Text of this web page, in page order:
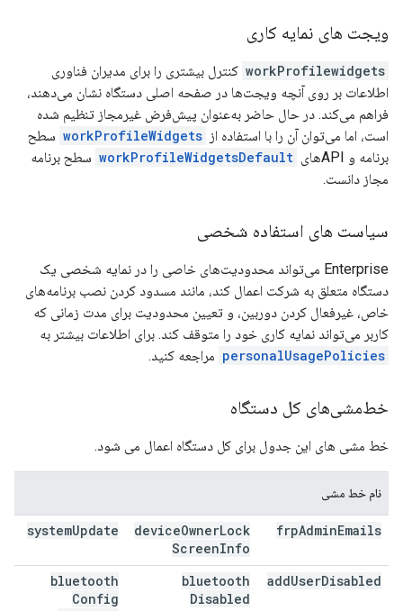
ویجت های نمایه کاری
workProfilewidgets کنترل بیشتری را برای مدیران فناوری
اطلاعات بر روی آنچه ویجت‌ها در صفحه اصلی دستگاه نشان می‌دهند،
فراهم می‌کند. در حال حاضر به‌عنوان پیش‌فرض غیرمجاز تنظیم شده
است، اما می‌توان آن را با استفاده از workProfileWidgets سطح
برنامه و APIهای
workProfileWidgetsDefault سطح برنامه
مجاز دانست.
سیاست های استفاده شخصی
Enterprise می‌تواند محدودیت‌های خاصی را در نمایه شخصی یک
دستگاه متعلق به شرکت اعمال کند، مانند مسدود کردن نصب برنامه‌های
خاص، غیرفعال کردن دوربین، و تعیین محدودیت برای مدت زمانی که
کاربر می‌تواند نمایه کاری خود را متوقف کند. برای اطلاعات بیشتر به
personalUsagePolicies مراجعه کنید.
خط‌مشی‌های کل دستگاه
خط مشی های این جدول برای کل دستگاه اعمال می شود.
نام خط مشی
frpAdminEmails
deviceOwnerLock
ScreenInfo
systemUpdate
addUserDisabled
bluetooth
Disabled
bluetooth
Config